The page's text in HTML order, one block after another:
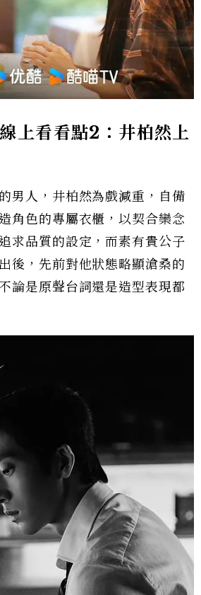
上看看點2：井柏然上
男人，井柏然為戲減重，自備
角色的專屬衣櫃，以契合欒念
求品質的設定，而素有貴公子
後，先前對他狀態略顯滄桑的
論是原聲台詞還是造型表現都